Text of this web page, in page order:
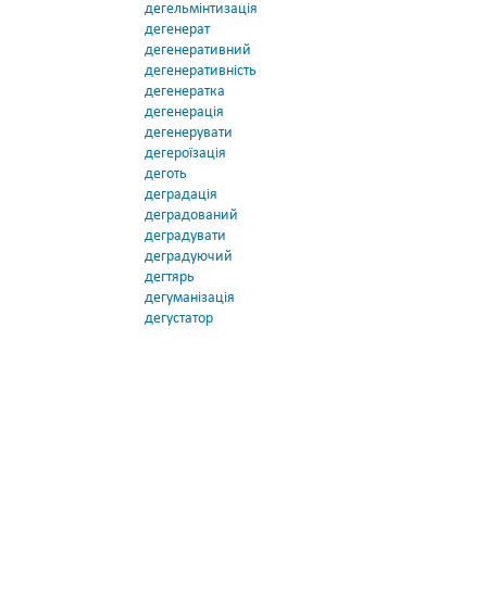
дегельмінтизація
дегенерат
дегенеративний
дегенеративність
дегенератка
дегенерація
дегенерувати
дегероїзація
деготь
деградація
деградований
деградувати
деградуючий
дегтярь
дегуманізація
дегустатор